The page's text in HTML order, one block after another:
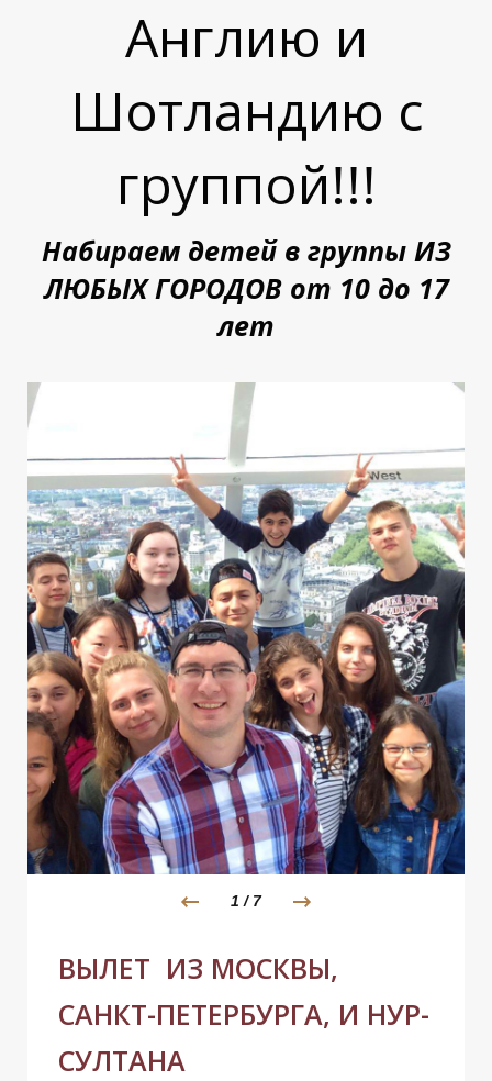
Г
Р
Англию и
Шотландию с
группой!!!
Набираем детей в группы ИЗ
ЛЮБЫХ ГОРОДОВ от 10 до 17
лет
1 / 7
ВЫЛЕТ ИЗ МОСКВЫ,
САНКТ-ПЕТЕРБУРГА, И НУР-
СУЛТАНА
Г
Р